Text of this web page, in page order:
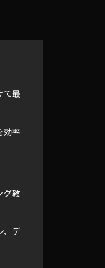
て最
効率
グ教
、デ